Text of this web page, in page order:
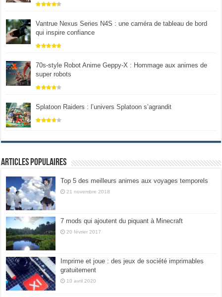
Vantrue Nexus Series N4S : une caméra de tableau de bord
qui inspire confiance
70s-style Robot Anime Geppy-X : Hommage aux animes de
super robots
Splatoon Raiders : l’univers Splatoon s’agrandit
Articles populaires
Top 5 des meilleurs animes aux voyages temporels
21 novembre 2018
7 mods qui ajoutent du piquant à Minecraft
20 février 2017
Imprime et joue : des jeux de société imprimables
gratuitement
10 avril 2020